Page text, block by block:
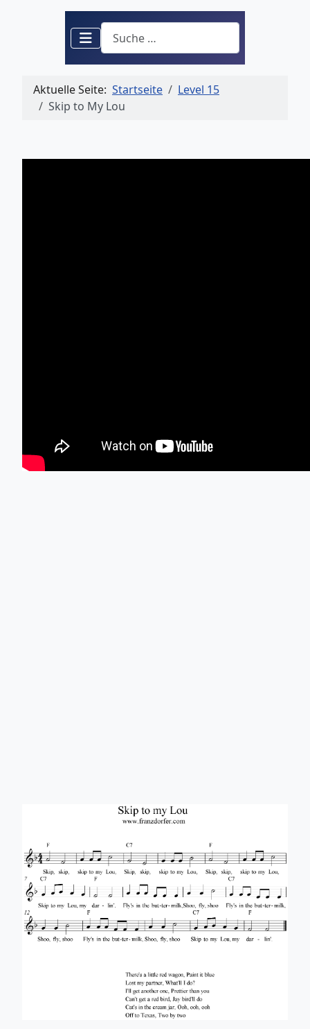
Suchen
Aktuelle Seite: Startseite
Level 15
Skip to My Lou